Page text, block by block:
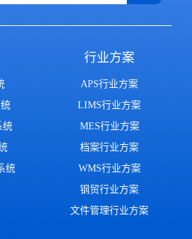
统
统
行业方案
APS行业方案
LIMS行业方案
MES行业方案
档案行业方案
WMS行业方案
钢贸行业方案
文件管理行业方案